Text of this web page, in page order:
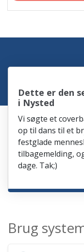
Dette er den
i Nysted
Vi søgte et
op til dans til et
festglade
tilbagemelding,
dage. Tak;)
Brug